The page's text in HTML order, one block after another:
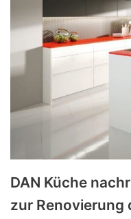
DAN Küche
zur Renovierung